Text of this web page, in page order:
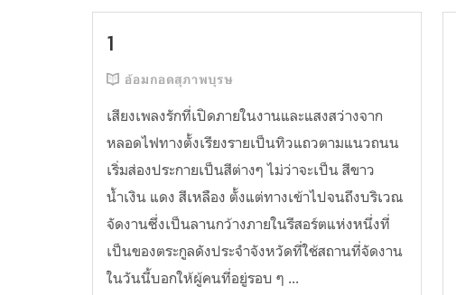
1
อ้อมกอดสุภาพบุรษ
เสียงเพลงรักที่เปิดภายในงานและแสงสว่างจาก
หลอดไฟทางตั้งเรียงรายเป็นทิวแถวตามแนวถนน
เริ่มส่องประกายเป็นสีต่างๆ ไม่ว่าจะเป็น สีขาว
น้ำเงิน แดง สีเหลือง ตั้งแต่ทางเข้าไปจนถึงบริเวณ
จัดงานซึ่งเป็นลานกว้างภายในรีสอร์ตแห่งหนึ่งที่
เป็นของตระกูลดังประจำจังหวัดที่ใช้สถานที่จัดงาน
ในวันนี้บอกให้ผู้คนที่อยู่รอบ ๆ ...